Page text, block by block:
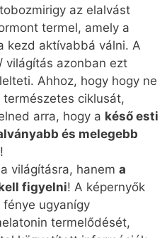
az elalvást
termel, amely a
kezd aktívabbá válni. A
világítás azonban ezt
Ahhoz, hogy hogy ne
ciklusát,
arra, hogy a késő esti
és melegebb
!
világításra, hanem a
figyelni! A képernyők
ugyanígy
termelődését,